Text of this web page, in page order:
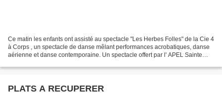
Ce matin les enfants ont assisté au spectacle "Les Herbes Folles" de la Cie 4
à Corps , un spectacle de danse mêlant performances acrobatiques, danse
aérienne et danse contemporaine. Un spectacle offert par l' APEL Sainte
PLATS A RECUPERER